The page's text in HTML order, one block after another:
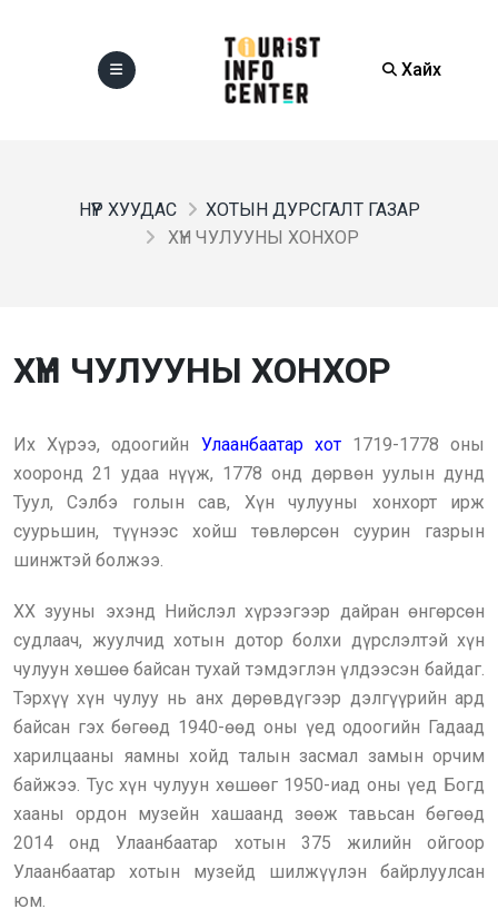
Хайх
НҮҮР ХУУДАС
ХОТЫН ДУРСГАЛТ ГАЗАР
ХҮН ЧУЛУУНЫ ХОНХОР
ХҮН ЧУЛУУНЫ ХОНХОР
Их Хүрээ, одоогийн Улаанбаатар хот1719-1778 оны
хооронд 21 удаа нүүж, 1778 онд дөрвөн уулын дунд
Туул, Сэлбэ голын сав, Хүн чулууны хонхорт ирж
суурьшин, түүнээс хойш төвлөрсөн суурин газрын
шинжтэй болжээ.
ХХ зууны эхэнд Нийслэл хүрээгээр дайран өнгөрсөн
судлаач, жуулчид хотын дотор болхи дүрслэлтэй хүн
чулуун хөшөө байсан тухай тэмдэглэн үлдээсэн байдаг.
Тэрхүү хүн чулуу нь анх дөрөвдүгээр дэлгүүрийн ард
байсан гэх бөгөөд 1940-өөд оны үед одоогийн Гадаад
харилцааны яамны хойд талын засмал замын орчим
байжээ. Тус хүн чулуун хөшөөг 1950-иад оны үед Богд
хааны ордон музейн хашаанд зөөж тавьсан бөгөөд
2014 онд Улаанбаатар хотын 375 жилийн ойгоор
Улаанбаатар хотын музейд шилжүүлэн байрлуулсан
юм.